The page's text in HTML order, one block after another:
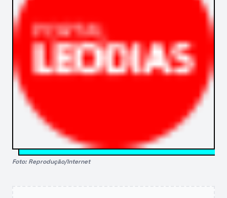
Foto: Reprodução/Internet